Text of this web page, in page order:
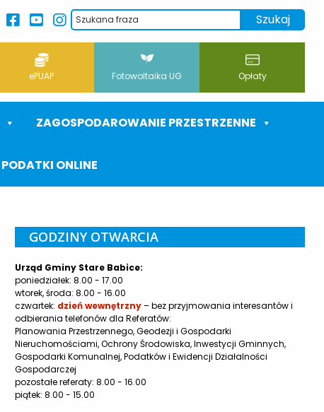
ePUAP Fotowoltaika UG Opłaty
ZAGOSPODAROWANIE PRZESTRZENNE
PODATKI ONLINE
GODZINY OTWARCIA
Urząd Gminy Stare Babice:
poniedziałek: 8.00 - 17.00
wtorek, środa: 8.00 - 16.00
czwartek: dzień wewnętrzny– bez przyjmowania interesantów i
odbierania telefonów dla Referatów:
Planowania Przestrzennego, Geodezji i Gospodarki
Nieruchomościami, Ochrony Środowiska, Inwestycji Gminnych,
Gospodarki Komunalnej, Podatków i Ewidencji Działalności
Gospodarczej
pozostałe referaty: 8.00 - 16.00
piątek: 8.00 - 15.00